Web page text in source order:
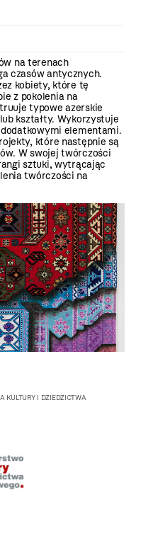
na terenach
czasów antycznych.
kobiety, które tę
z pokolenia na
typowe azerskie
kształty. Wykorzystuje
elementami.
które następnie są
W swojej twórczości
sztuki, wytrącając
twórczości na
KULTURY I DZIEDZICTWA